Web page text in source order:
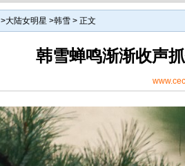
>大陆女明星 >韩雪 > 正文
韩雪蝉鸣渐渐收声